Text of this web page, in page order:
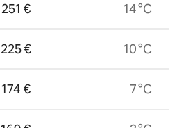
251 €
225 €
174 €
14 °C
10 °C
7 °C